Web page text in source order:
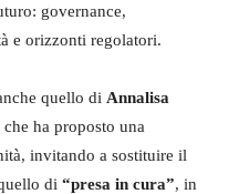
governance,
e orizzonti regolatori.
quello di Annalisa
ha proposto una
invitando a sostituire il
di “presa in cura”, in